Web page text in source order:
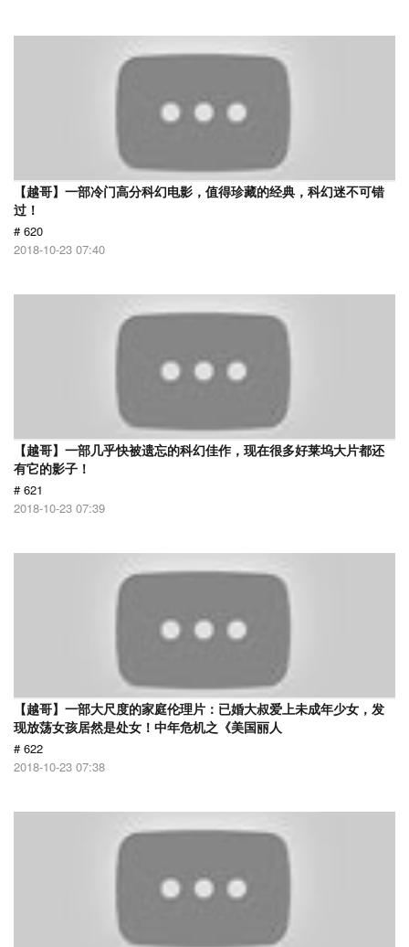
【越哥】一部冷门高分科幻电影，值得珍藏的经典，科幻迷不可错
过！
# 620
2018-10-23 07:40
【越哥】一部几乎快被遗忘的科幻佳作，现在很多好莱坞大片都还
有它的影子！
# 621
2018-10-23 07:39
【越哥】一部大尺度的家庭伦理片：已婚大叔爱上未成年少女，发
现放荡女孩居然是处女！中年危机之《美国丽人
# 622
2018-10-23 07:38